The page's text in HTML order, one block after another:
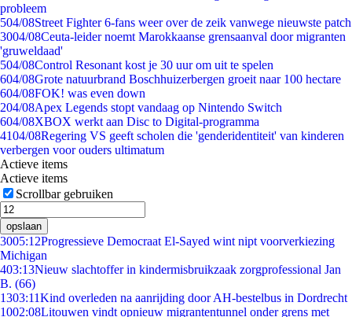
probleem
504/08Street Fighter 6-fans weer over de zeik vanwege nieuwste patch
3004/08Ceuta-leider noemt Marokkaanse grensaanval door migranten
'gruweldaad'
504/08Control Resonant kost je 30 uur om uit te spelen
604/08Grote natuurbrand Boschhuizerbergen groeit naar 100 hectare
604/08FOK! was even down
204/08Apex Legends stopt vandaag op Nintendo Switch
604/08XBOX werkt aan Disc to Digital-programma
4104/08Regering VS geeft scholen die 'genderidentiteit' van kinderen
verbergen voor ouders ultimatum
Actieve items
Actieve items
Scrollbar gebruiken
opslaan
3005:12Progressieve Democraat El-Sayed wint nipt voorverkiezing
Michigan
403:13Nieuw slachtoffer in kindermisbruikzaak zorgprofessional Jan
B. (66)
1303:11Kind overleden na aanrijding door AH-bestelbus in Dordrecht
1002:08Litouwen vindt opnieuw migrantentunnel onder grens met